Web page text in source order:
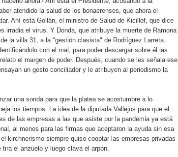
atendido la salud de los bonaerenses, que ahora el
Ahí está Gollán, el ministro de Salud de Kicillof, que dice
irradia el virus. Y Donda, que atribuye la muerte de Ramona
la villa 31, a la "gestión clasista" de Rodríguez Larreta.
con el mal, para poder descargar sobre él las
el margen de poder. Después, cuando se les señala ese
un gesto conciliador y le atribuyen al periodismo la
una sonda para que la platea se acostumbre a lo
los tiempos. La idea de la diputada Vallejos para que el
de las empresas a las que asiste por la pandemia ya está
al menos para las firmas que aceptaron la ayuda sin esa
kirchnerismo siempre quiso cooptar las empresas privadas
el anzuelo y luego clava el arpón.